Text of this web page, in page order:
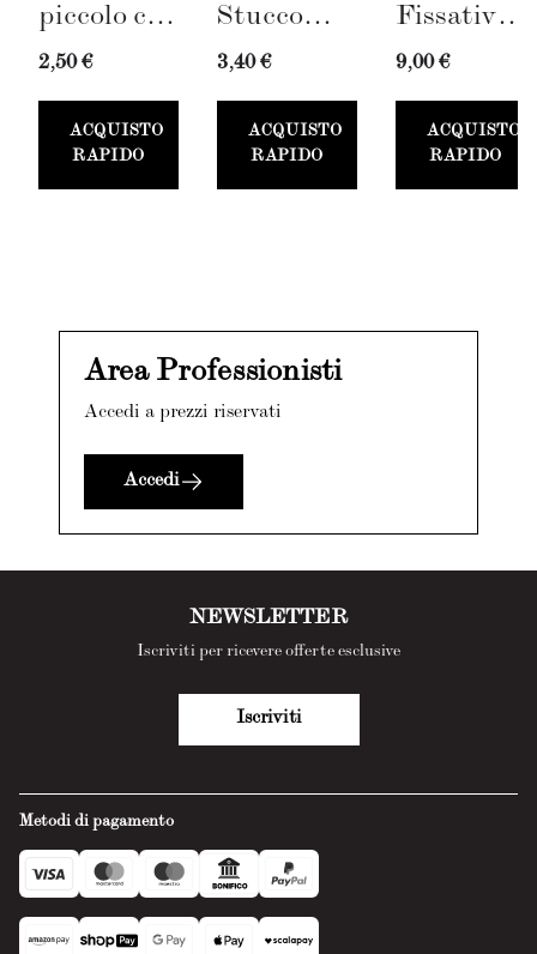
piccolo con
vassoio
2,50 €
ACQUISTO
RAPIDO
Stucco
Bianco
Stucco
Card
3,40 €
ACQUISTO
RAPIDO
Fissativo
(300ml)
9,00 €
ACQUISTO
RAPIDO
Area Professionisti
Accedi a prezzi riservati
Accedi
Metodi di pagamento
NEWSLETTER
Iscriviti per ricevere offerte esclusive
Iscriviti